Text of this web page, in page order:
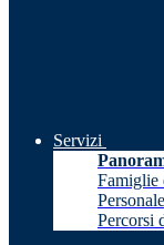
Servizi
Famiglie
Percorsi